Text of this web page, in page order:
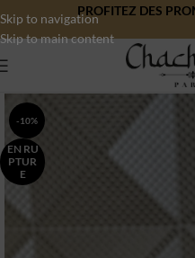
Skip to navigation
Skip to main content
PROFITEZ DES
-10%
EN RU
PTUR
E